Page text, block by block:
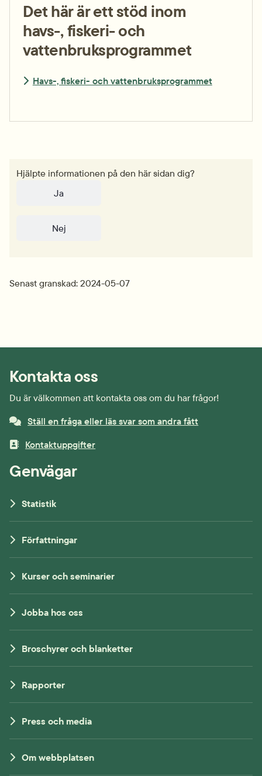
Det här är ett stöd inom
havs-, fiskeri- och
vattenbruksprogrammet
Havs-, fiskeri- och vattenbruksprogrammet
Hjälpte informationen på den här sidan dig?
Ja
Nej
Senast granskad: 2024-05-07
Kontakta oss
Du är välkommen att kontakta oss om du har frågor!
Ställ en fråga eller läs svar som andra fått
Kontaktuppgifter
Genvägar
Statistik
Författningar
Kurser och seminarier
Jobba hos oss
Broschyrer och blanketter
Rapporter
Press och media
Om webbplatsen